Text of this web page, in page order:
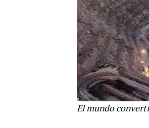
El mundo